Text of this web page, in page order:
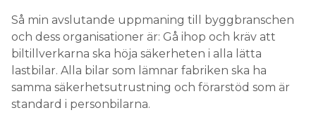
Så min avslutande uppmaning till byggbranschen
och dess organisationer är: Gå ihop och kräv att
biltillverkarna ska höja säkerheten i alla lätta
lastbilar. Alla bilar som lämnar fabriken ska ha
samma säkerhetsutrustning och förarstöd som är
standard i personbilarna.